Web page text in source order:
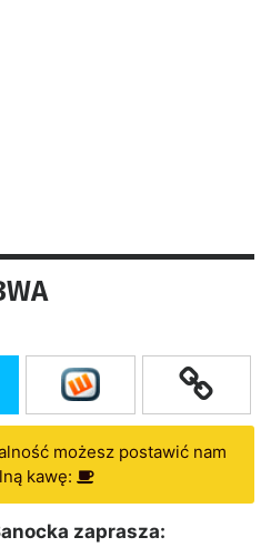
możesz postawić nam
kawę:
zaprasza: